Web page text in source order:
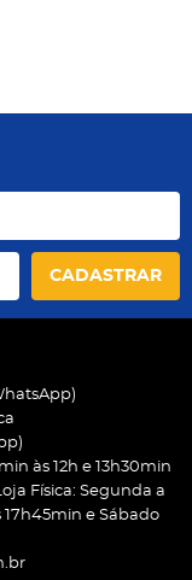
CADASTRAR
às 12h e 13h30min
Física: Segunda a
17h45min e Sábado